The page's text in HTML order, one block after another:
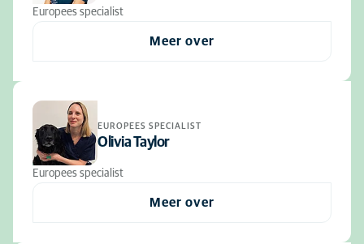
Europees specialist
Meer over
EUROPEES SPECIALIST
Olivia Taylor
Europees specialist
Meer over